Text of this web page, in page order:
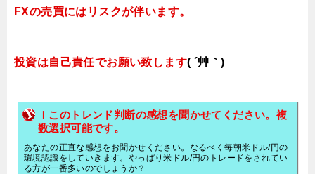
FXの売買にはリスクが伴います。
投資は自己責任でお願い致します( ´艸｀)
ｌこのトレンド判断の感想を聞かせてください。複
数選択可能です。
あなたの正直な感想をお聞かせください。なるべく毎朝米ドル/円の
環境認識をしていきます。やっぱり米ドル/円のトレードをされてい
る方が一番多いのでしょうか？